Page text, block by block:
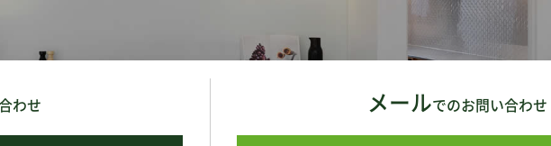
でその空気感を体感してみてください。
い。
わせ メールでのお問い合わせ